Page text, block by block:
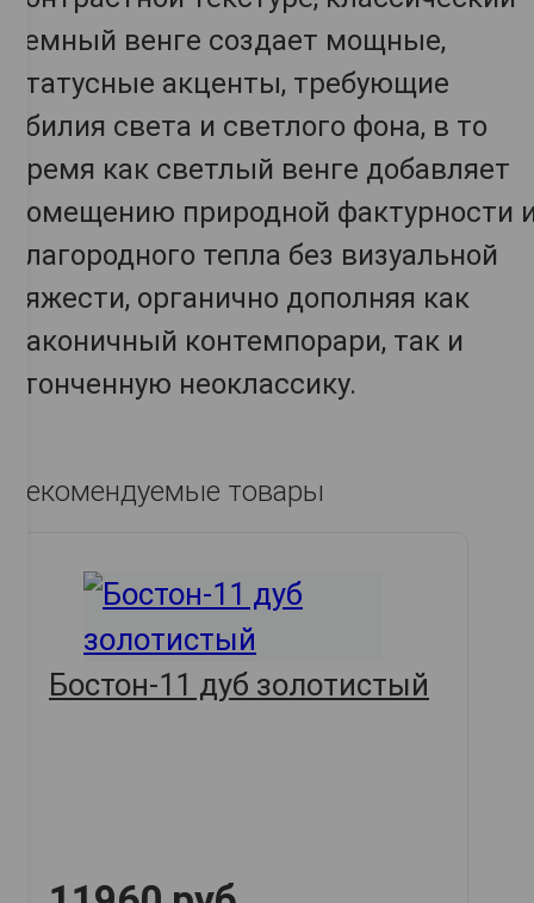
темный венге создает мощные,
статусные акценты, требующие
обилия света и светлого фона, в то
время как светлый венге добавляет
помещению природной фактурности
благородного тепла без визуальной
тяжести, органично дополняя как
лаконичный контемпорари, так и
утонченную неоклассику.
Рекомендуемые товары
Бостон-11 дуб золотистый